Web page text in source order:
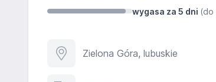
wygasa za 5 dni (do
Zielona Góra, lubuskie